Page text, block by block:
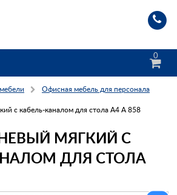
0
Офисная мебель для персонала
с кабель-каналом для стола А4 А 858
МЯГКИЙ С
ДЛЯ СТОЛА